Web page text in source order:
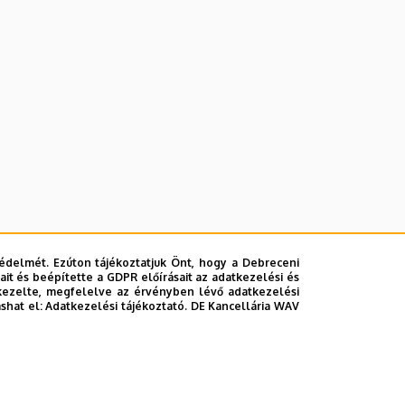
Ezúton tájékoztatjuk Önt, hogy a Debreceni
és beépítette a GDPR előírásait az adatkezelési és
megfelelve az érvényben lévő adatkezelési
el:Adatkezelési tájékoztató. DE Kancellária WAV